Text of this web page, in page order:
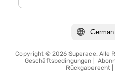
Copyright © 2026 Superace. Alle
Geschäftsbedingungen|
Rückgaberecht|